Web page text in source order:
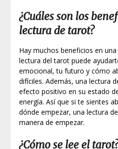
¿Cuáles son los
lectura de tarot?
Hay muchos beneficios en
lectura del tarot puede
emocional, tu futuro y cómo
difíciles. Además, una lectura
efecto positivo en su estado
energía. Así que si te sientes
dónde empezar, una lectura
manera de empezar.
¿Cómo se lee el tarot?